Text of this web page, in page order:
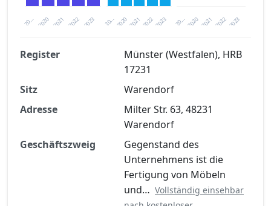
20… 2021 2023
2020 2022 20… 2021 2023
2020 2022 20… 2021 2023
2020 2022
Finanzkennzahlen nach kostenloser
Registrierung verfügbar
Jetzt kostenlos registrieren
Register
Münster (Westfalen), HRB
17231
Sitz
Warendorf
Adresse
Milter Str. 63, 48231
Warendorf
Geschäftszweig
Gegenstand des
Unternehmens ist die
Fertigung von Möbeln
und… Vollständig einsehbar